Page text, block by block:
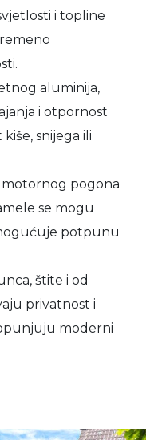
i topline
aluminija,
i otpornost
snijega ili
pogona
se mogu
potpunu
štite i od
privatnost i
moderni